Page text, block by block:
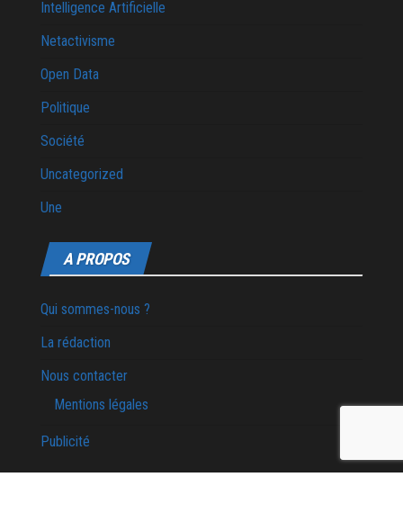
Intelligence Artificielle
Netactivisme
Open Data
Politique
Société
Uncategorized
Une
A PROPOS
Qui sommes-nous ?
La rédaction
Nous contacter
Mentions légales
Publicité